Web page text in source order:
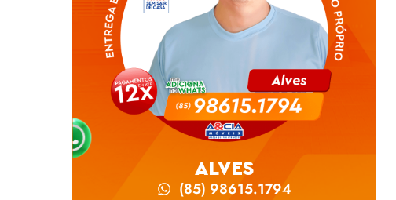
ALVES
(85) 98615.1794